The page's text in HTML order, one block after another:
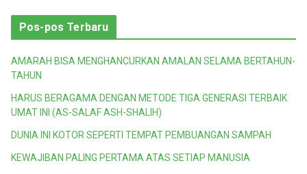
Pos-pos Terbaru
AMARAH BISA MENGHANCURKAN AMALAN SELAMA BERTAHUN-
TAHUN
HARUS BERAGAMA DENGAN METODE TIGA GENERASI TERBAIK
UMAT INI (AS-SALAF ASH-SHALIH)
DUNIA INI KOTOR SEPERTI TEMPAT PEMBUANGAN SAMPAH
KEWAJIBAN PALING PERTAMA ATAS SETIAP MANUSIA